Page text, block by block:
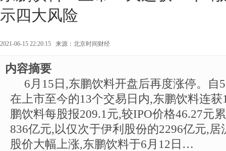
示四大风险
2021-06-15 22:20:15 来源： 北京时间财经
内容摘要
6月15日,东鹏饮料开盘后再度涨停。自
在上市至今的13个交易日内,东鹏饮料连
鹏饮料每股报209.1元,较IPO价格46.27元
836亿元,以仅次于伊利股份的2296亿元,居
股价大幅上涨,东鹏饮料于6月12日…